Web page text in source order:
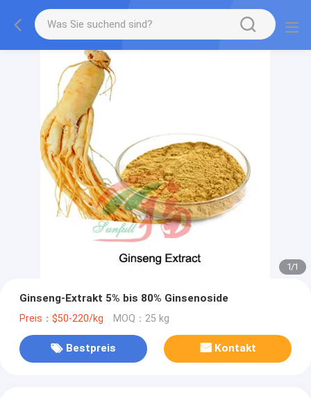
1/1
Ginseng-Extrakt 5% bis 80% Ginsenoside
Preis：$50-220/kg MOQ：25 kg
Bestpreis Kontakt